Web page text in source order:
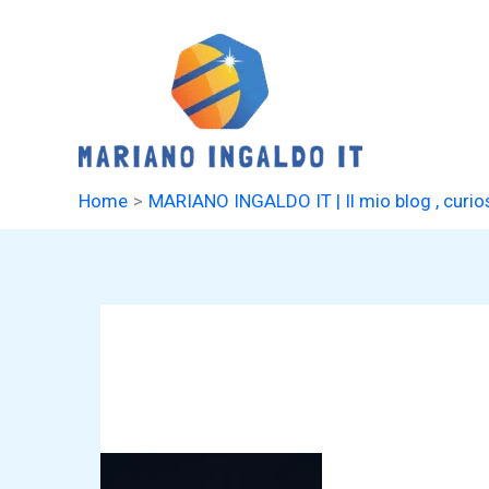
Home MARIANO INGALDO IT | Il mio blog ,